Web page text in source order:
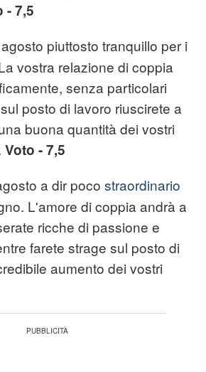
- 7,5
piuttosto tranquillo per i
vostra relazione di coppia
senza particolari
posto di lavoro riuscirete a
buona quantità dei vostri
Voto - 7,5
a dir poco straordinario
L'amore di coppia andrà a
ricche di passione e
farete strage sul posto di
aumento dei vostri